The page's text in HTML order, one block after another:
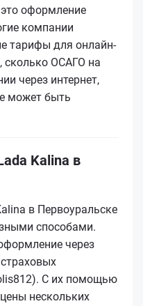
оформление
компании
тарифы для онлайн-
сколько ОСАГО на
через интернет,
может быть
Kalina в
в Первоуральске
способами.
через
С их помощью
нескольких